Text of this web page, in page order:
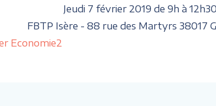
Jeudi 7 février 2019 de 9h à 12h30
FBTP Isère - 88 rue des Martyrs 38017
Economie2